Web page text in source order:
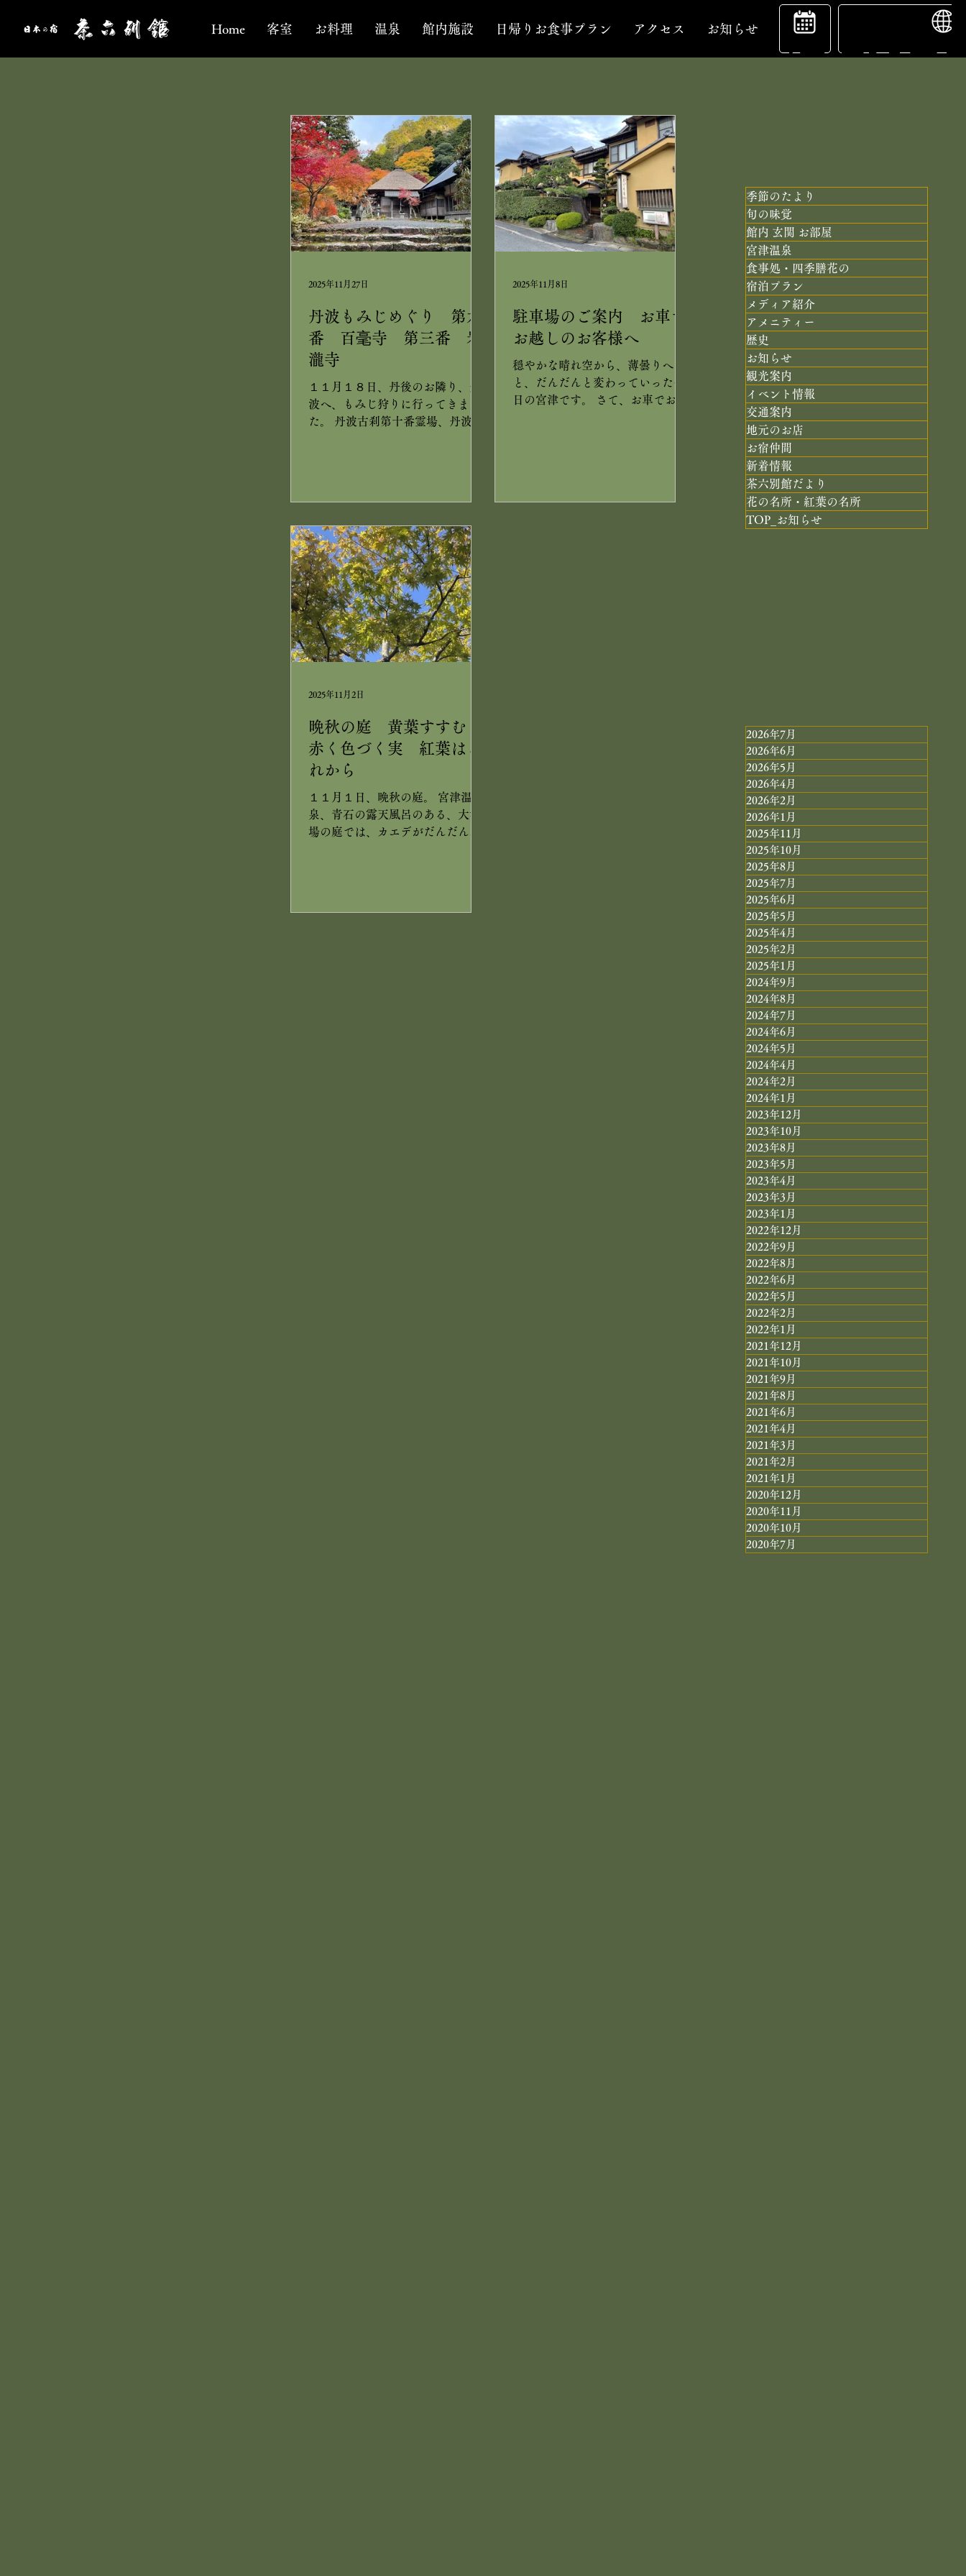
Home 客室 お料理 温泉 館内施設 日帰りお食事プラン アクセス お知らせ
宿
予
約
丹波もみじめぐり 第六
番 百毫寺 第三番 岩
瀧寺
１１月１８日、丹後のお隣り、丹
波へ、もみじ狩りに行ってきまし
た。 丹波古刹第十番霊場、丹波も
うとされた、と受付の方がおっし
ゃっていました。 百毫寺は、藤の
花でも有名なお寺さんです。 続い
て、丹波古刹第八番霊場、丹波も
みじめぐり第三番「岩瀧寺」。 こ
ちらの山門は、以前、映画の撮影
で、使われたことがあるそうで
す。 境内を奥へ進むと、四国八十
八仏、その奥には、独鈷の滝・浅
とても趣深い、山のお寺さん。 今
は、清々しい趣に包まれるこどで
しょう。 丹波には、他にも、歴史
あるお寺さんが、たくさんありま
に、丹波路ドライブはいかがでし
ょうか。 百毫寺≫ 兵庫県丹波市市
島町白毫寺709 TEL：0795-85-
2025年11月27日
駐車場のご案内 お車で
お越しのお客様へ
穏やかな晴れ空から、薄曇りへ
と、だんだんと変わっていった今
日の宮津です。 さて、お車でお越
１１室の宿で、電車や高速バスで
2025年11月8日
晩秋の庭 黄葉すすむ
赤く色づく実 紅葉はこ
れから
１１月１日、晩秋の庭。 宮津温
泉、青石の露天風呂のある、大浴
場の庭では、カエデがだんだんと
2025年11月2日
季節のたより
旬の味覚
館内 玄関 お部屋
宮津温泉
食事処・四季膳花の
宿泊プラン
メディア紹介
アメニティー
歴史
お知らせ
観光案内
イベント情報
交通案内
地元のお店
お宿仲間
新着情報
茶六別館だより
花の名所・紅葉の名所
TOP_お知らせ
2026年7月
2026年6月
2026年5月
2026年4月
2026年2月
2026年1月
2025年11月
2025年10月
2025年8月
2025年7月
2025年6月
2025年5月
2025年4月
2025年2月
2025年1月
2024年9月
2024年8月
2024年7月
2024年6月
2024年5月
2024年4月
2024年2月
2024年1月
2023年12月
2023年10月
2023年8月
2023年5月
2023年4月
2023年3月
2023年1月
2022年12月
2022年9月
2022年8月
2022年6月
2022年5月
2022年2月
2022年1月
2021年12月
2021年10月
2021年9月
2021年8月
2021年6月
2021年4月
2021年3月
2021年2月
2021年1月
2020年12月
2020年11月
2020年10月
2020年7月